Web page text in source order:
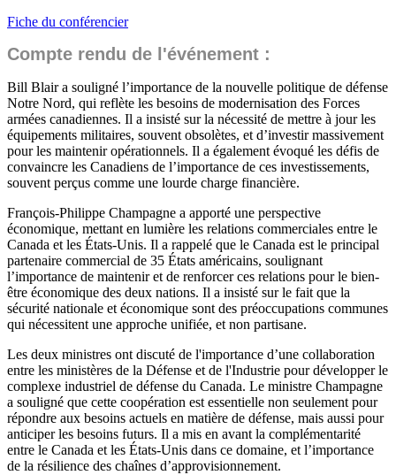
Fiche du conférencier
Compte rendu de l'événement :
Bill Blair a souligné l’importance de la nouvelle politique de défense
Notre Nord, qui reflète les besoins de modernisation des Forces
armées canadiennes. Il a insisté sur la nécessité de mettre à jour les
équipements militaires, souvent obsolètes, et d’investir massivement
pour les maintenir opérationnels. Il a également évoqué les défis de
convaincre les Canadiens de l’importance de ces investissements,
souvent perçus comme une lourde charge financière.
François-Philippe Champagne a apporté une perspective
économique, mettant en lumière les relations commerciales entre le
Canada et les États-Unis. Il a rappelé que le Canada est le principal
partenaire commercial de 35 États américains, soulignant
l’importance de maintenir et de renforcer ces relations pour le bien-
être économique des deux nations. Il a insisté sur le fait que la
sécurité nationale et économique sont des préoccupations communes
qui nécessitent une approche unifiée, et non partisane.
Les deux ministres ont discuté de l'importance d’une collaboration
entre les ministères de la Défense et de l'Industrie pour développer le
complexe industriel de défense du Canada. Le ministre Champagne
a souligné que cette coopération est essentielle non seulement pour
répondre aux besoins actuels en matière de défense, mais aussi pour
anticiper les besoins futurs. Il a mis en avant la complémentarité
entre le Canada et les États-Unis dans ce domaine, et l’importance
de la résilience des chaînes d’approvisionnement.